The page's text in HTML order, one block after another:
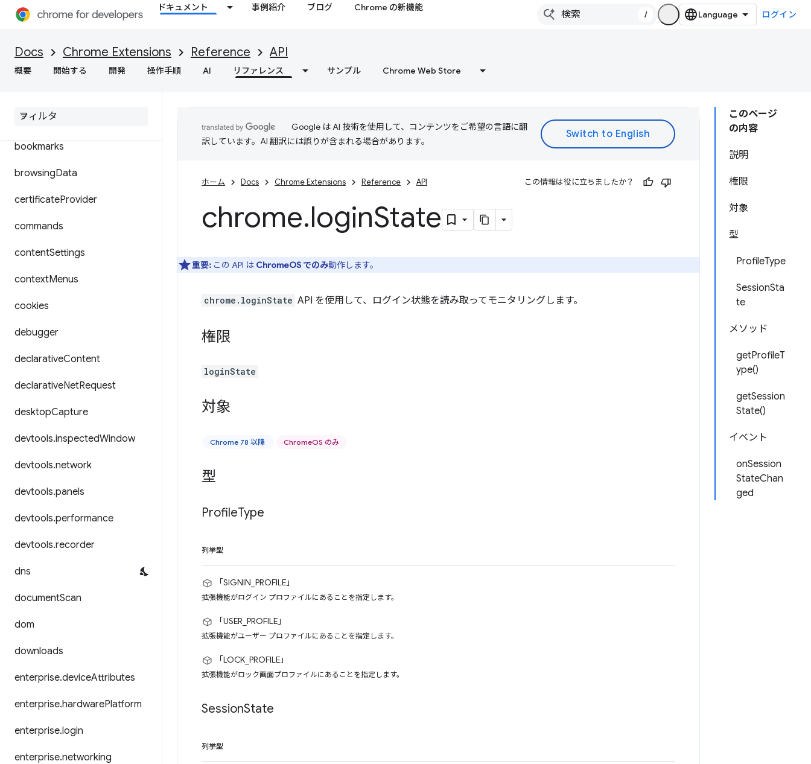
ドキュメント 事例紹介 ブログ Chrome の新機能
/ ログイン
Docs Chrome Extensions Reference API
概要 開始する 開発 操作手順 AI リファレンス サンプル Chrome Web Store
➡ Manifest V2
action
audio
bookmarks
browsingData
certificateProvider
commands
contentSettings
contextMenus
cookies
debugger
declarativeContent
declarativeNetRequest
desktopCapture
devtools.inspectedWindow
devtools.network
devtools.panels
devtools.performance
devtools.recorder
dns
documentScan
dom
downloads
enterprise.deviceAttributes
enterprise.hardwarePlatform
enterprise.login
enterprise.networking
このページ
の内容
説明
権限
対象
型
ProfileType
SessionSta
te
メソッド
getProfileT
ype()
getSession
State()
イベント
onSession
StateChan
ged
Google は AI 技術を使用して、コンテンツをご希望の言語に翻
訳しています。AI 翻訳には誤りが含まれる場合があります。
ホーム Docs Chrome Extensions Reference API この情報は役に立ちましたか？
chrome.loginState
重要: この API は ChromeOS でのみ動作します。
chrome.loginState API を使用して、ログイン状態を読み取ってモニタリングします。
権限
loginState
対象
Chrome 78 以降 ChromeOS のみ
型
ProfileType
列挙型
「SIGNIN_PROFILE」
拡張機能がログイン プロファイルにあることを指定します。
「USER_PROFILE」
拡張機能がユーザー プロファイルにあることを指定します。
「LOCK_PROFILE」
拡張機能がロック画面プロファイルにあることを指定します。
SessionState
列挙型